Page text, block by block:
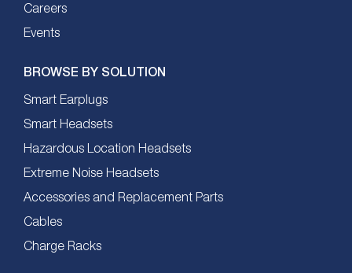
Careers
Events
BROWSE BY SOLUTION
Smart Earplugs
Smart Headsets
Hazardous Location Headsets
Extreme Noise Headsets
Accessories and Replacement Parts
Cables
Charge Racks